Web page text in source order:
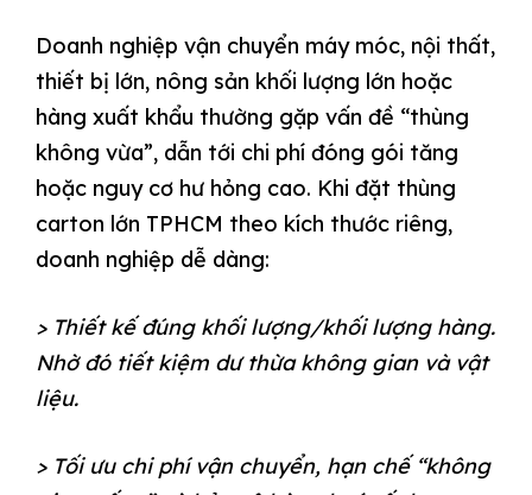
Doanh nghiệp vận chuyển máy móc, nội thất,
thiết bị lớn, nông sản khối lượng lớn hoặc
hàng xuất khẩu thường gặp vấn đề “thùng
không vừa”, dẫn tới chi phí đóng gói tăng
hoặc nguy cơ hư hỏng cao. Khi đặt thùng
carton lớn TPHCM theo kích thước riêng,
doanh nghiệp dễ dàng:
> Thiết kế đúng khối lượng/khối lượng hàng.
Nhờ đó tiết kiệm dư thừa không gian và vật
liệu.
> Tối ưu chi phí vận chuyển, hạn chế “không